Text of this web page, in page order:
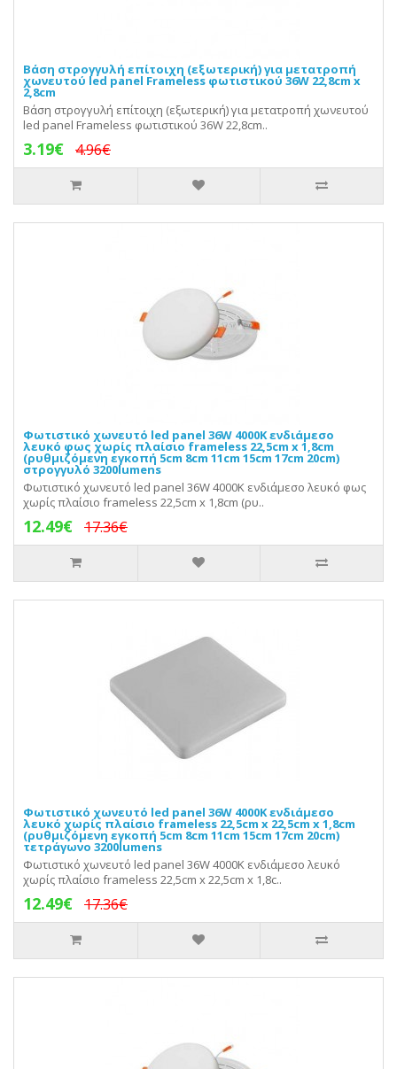
Βάση στρογγυλή επίτοιχη (εξωτερική) για μετατροπή
χωνευτού led panel Frameless φωτιστικού 36W 22,8cm x
2,8cm
Βάση στρογγυλή επίτοιχη (εξωτερική) για μετατροπή χωνευτού
led panel Frameless φωτιστικού 36W 22,8cm..
3.19€ 4.96€
Φωτιστικό χωνευτό led panel 36W 4000K ενδιάμεσο
λευκό φως χωρίς πλαίσιο frameless 22,5cm x 1,8cm
(ρυθμιζόμενη εγκοπή 5cm 8cm 11cm 15cm 17cm 20cm)
στρογγυλό 3200lumens
Φωτιστικό χωνευτό led panel 36W 4000K ενδιάμεσο λευκό φως
χωρίς πλαίσιο frameless 22,5cm x 1,8cm (ρυ..
12.49€ 17.36€
Φωτιστικό χωνευτό led panel 36W 4000K ενδιάμεσο
λευκό χωρίς πλαίσιο frameless 22,5cm x 22,5cm x 1,8cm
(ρυθμιζόμενη εγκοπή 5cm 8cm 11cm 15cm 17cm 20cm)
τετράγωνο 3200lumens
Φωτιστικό χωνευτό led panel 36W 4000K ενδιάμεσο λευκό
χωρίς πλαίσιο frameless 22,5cm x 22,5cm x 1,8c..
12.49€ 17.36€